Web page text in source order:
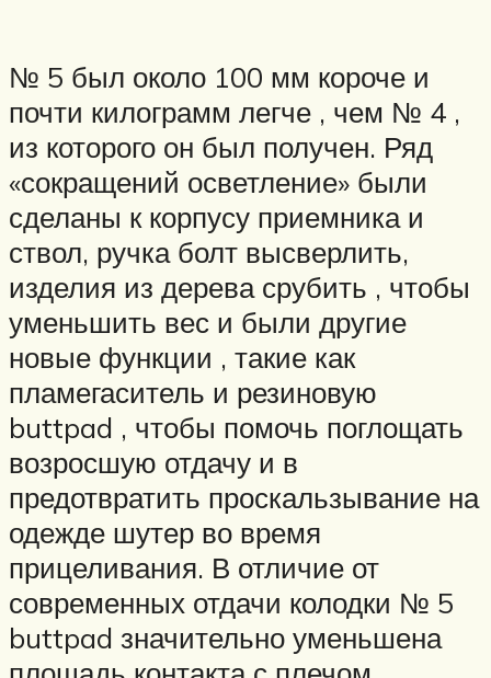
№ 5 был около 100 мм короче и
почти килограмм легче , чем № 4 ,
из которого он был получен. Ряд
«сокращений осветление» были
сделаны к корпусу приемника и
ствол, ручка болт высверлить,
изделия из дерева срубить , чтобы
уменьшить вес и были другие
новые функции , такие как
пламегаситель и резиновую
buttpad , чтобы помочь поглощать
возросшую отдачу и в
предотвратить проскальзывание на
одежде шутер во время
прицеливания. В отличие от
современных отдачи колодки № 5
buttpad значительно уменьшена